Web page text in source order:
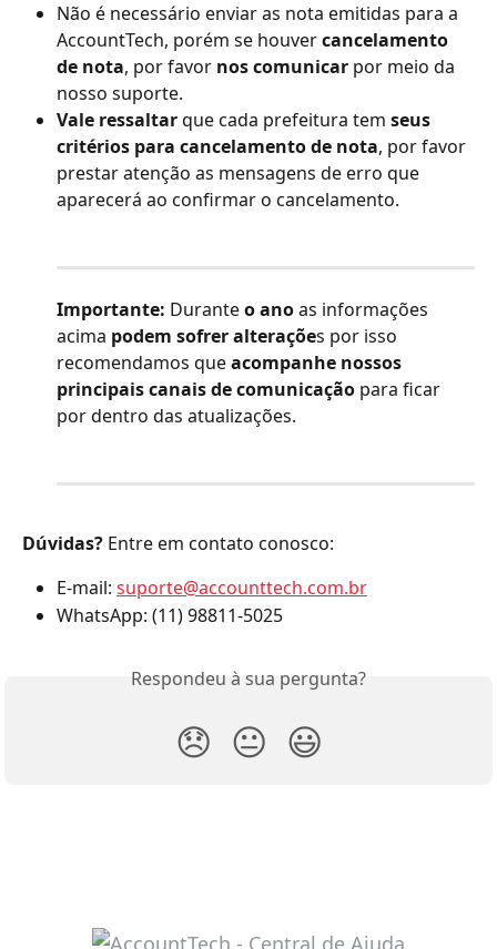
Não é necessário enviar as nota emitidas para a
AccountTech, porém se houver cancelamento
de nota, por favor nos comunicar por meio da
nosso suporte.
Vale ressaltar que cada prefeitura tem seus
critérios para cancelamento de nota, por favor
prestar atenção as mensagens de erro que
aparecerá ao confirmar o cancelamento.
Importante: Durante o ano as informações
acima podem sofrer alterações por isso
recomendamos que acompanhe nossos
principais canais de comunicação para ficar
por dentro das atualizações.
Dúvidas? Entre em contato conosco:
E-mail: suporte@accounttech.com.br
WhatsApp: (11) 98811-5025
Respondeu à sua pergunta?
😞 😐 😃